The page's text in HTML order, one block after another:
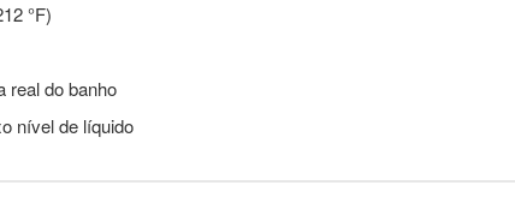
°F)
real do banho
nível de líquido